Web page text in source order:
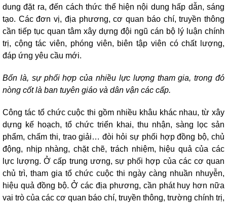
dung đặt ra, đến cách thức thể hiện nội dung hấp dẫn, sáng
tạo. Các đơn vị, địa phương, cơ quan báo chí, truyền thông
cần tiếp tục quan tâm xây dựng đội ngũ cán bộ lý luận chính
trị, cộng tác viên, phóng viên, biên tập viên có chất lượng,
đáp ứng yêu cầu mới.
Bốn là, sự phối hợp của nhiều lực lượng tham gia, trong đó
nòng cốt là ban tuyên giáo và dân vận các cấp.
Công tác tổ chức cuộc thi gồm nhiều khâu khác nhau, từ xây
dựng kế hoạch, tổ chức triển khai, thu nhận, sàng lọc sản
phẩm, chấm thi, trao giải… đòi hỏi sự phối hợp đồng bộ, chủ
động, nhịp nhàng, chặt chẽ, trách nhiệm, hiệu quả của các
lực lượng. Ở cấp trung ương, sự phối hợp của các cơ quan
chủ trì, tham gia tổ chức cuộc thi ngày càng nhuần nhuyễn,
hiệu quả đồng bộ. Ở các địa phương, cần phát huy hơn nữa
vai trò của các cơ quan báo chí, truyền thông, trường chính trị,